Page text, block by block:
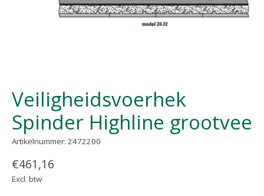
Veiligheidsvoerhek
Spinder Highline grootvee
Artikelnummer: 2472200
€461,16
Excl. btw